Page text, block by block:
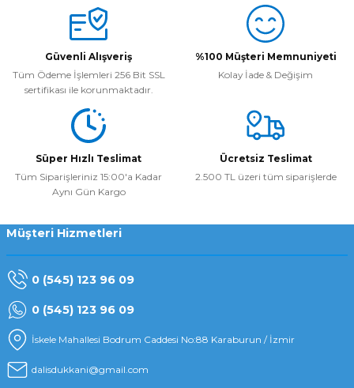
basınca, sıcaklık farklarına ve uzun süreli
kullanıma dayanıklı
dalış ürünleri ile
konforlu bir deneyim yaşarsınız.
Markamız,
Scubapro, Suunto, Mares ve Cressi gibi
dünya lideri üreticilerin ürünlerini sizlerle
buluşturur. İster yeni başlayan, ister
deneyimli bir dalgıç olun; ihtiyacınıza
dalış ekipmanlarını
kolayca bulabilir,
sualtında kendinizi her zaman güvende
hissedebilirsiniz. En uygun
Dalış
malzemeleri fiyatları
Dalış Dükkanı, her
müşterimize güvenli, keyifli ve profesyonel
Güvenli Alışveriş
Tüm Ödeme İşlemleri 256 Bit SSL
sertifikası ile korunmaktadır.
%100 Müşteri Memnuniyeti
Kolay İade & Değişim
Süper Hızlı Teslimat
Tüm Siparişleriniz 15:00'a Kadar
Aynı Gün Kargo
Ücretsiz Teslimat
2.500 TL üzeri tüm siparişlerde
Müşteri Hizmetleri
0 (545) 123 96 09
0 (545) 123 96 09
İskele Mahallesi Bodrum Caddesi No:88 Karaburun / İzmir
dalisdukkani@gmail.com